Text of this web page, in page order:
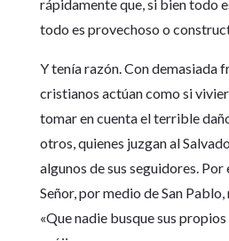
rápidamente que, si bien todo
todo es provechoso o
Y tenía razón. Con demasiada
cristianos actúan como si
tomar en cuenta el terrible
otros, quienes juzgan al
algunos de sus seguidores. Por
Señor, por medio de San Pablo,
«Que nadie busque sus